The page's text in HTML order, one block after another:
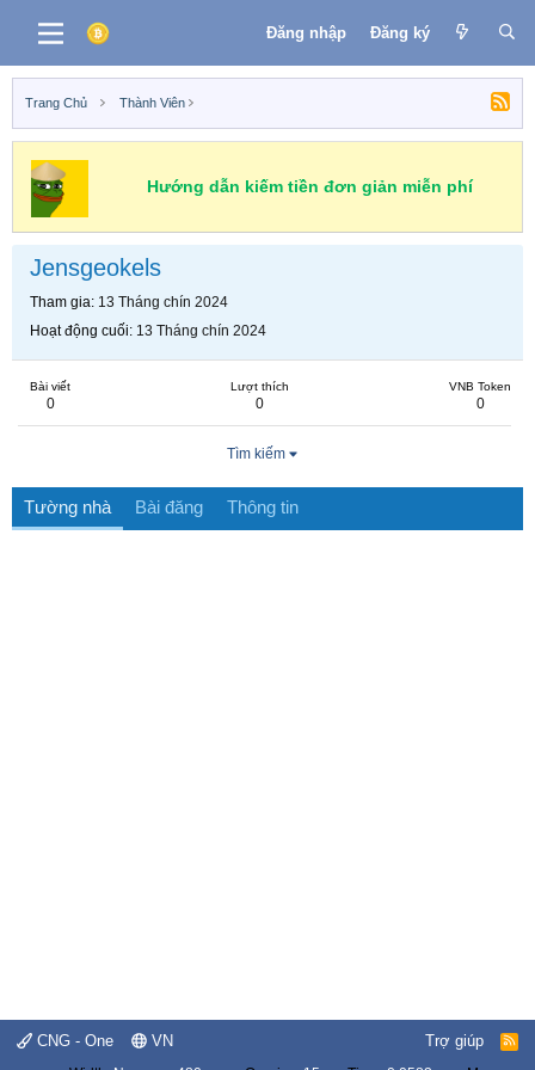
Đăng nhập Đăng ký
Trang Chủ Thành Viên
Hướng dẫn kiếm tiền đơn giản miễn phí
Jensgeokels
Tham gia 13 Tháng chín 2024
Hoạt động cuối 13 Tháng chín 2024
Bài viết
0
Lượt thích
0
VNB Token
0
Tìm kiếm
Tường nhà Bài đăng Thông tin
CNG - One VN Trợ giúp
R